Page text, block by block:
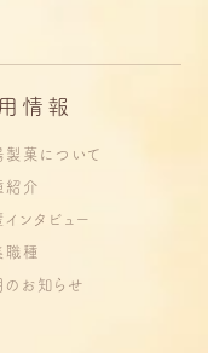
情報
製菓について
紹介
ンタビュー
職種
のお知らせ